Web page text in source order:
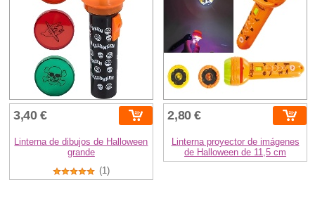
3,40 €
Linterna de dibujos de Halloween
grande
(1)
2,80 €
Linterna proyector de imágenes
de Halloween de 11,5 cm